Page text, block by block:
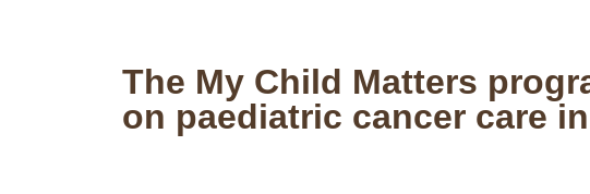
The My Child Matters
on paediatric cancer care